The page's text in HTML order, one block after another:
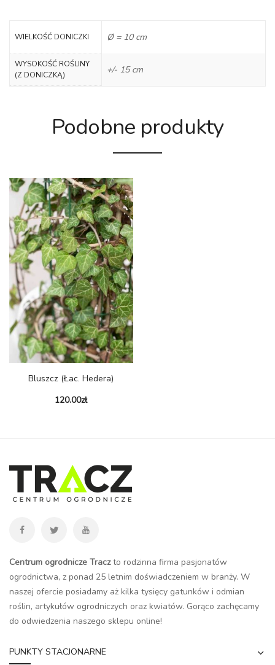
WIELKOŚĆ DONICZKI Ø = 10 cm
WYSOKOŚĆ ROŚLINY
(Z DONICZKĄ)
+/- 15 cm
Podobne produkty
Bluszcz (łac. Hedera)
120.00zł
Centrum ogrodnicze Traczto rodzinna firma pasjonatów
ogrodnictwa, z ponad 25 letnim doświadczeniem w branży. W
naszej ofercie posiadamy aż kilka tysięcy gatunków i odmian
roślin, artykułów ogrodniczych oraz kwiatów. Gorąco zachęcamy
do odwiedzenia naszego sklepu online!
PUNKTY STACJONARNE